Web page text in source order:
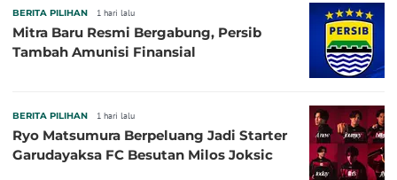
BERITA PILIHAN 1 hari lalu
Mitra Baru Resmi Bergabung, Persib
Tambah Amunisi Finansial
BERITA PILIHAN 1 hari lalu
Ryo Matsumura Berpeluang Jadi Starter
Garudayaksa FC Besutan Milos Joksic